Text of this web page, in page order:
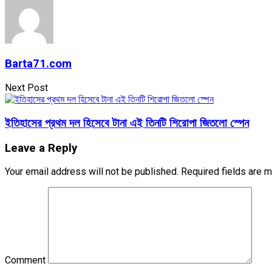
Barta71.com
Next Post
ইতিহাসের প্রথম দল হিসেবে টানা এই তিনটি শিরোপা জিতলো স্পেন
Leave a Reply
Your email address will not be published. Required fields are
Comment